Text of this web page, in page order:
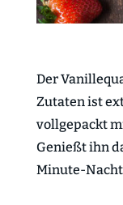
Der
Zutaten ist
vollgepackt
Genießt ihn
Minute-